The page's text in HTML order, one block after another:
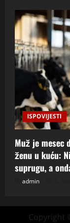
ISPOVIJESTI
Muž je mesec
ženu u kuću:
suprugu, a
admin
Copyright